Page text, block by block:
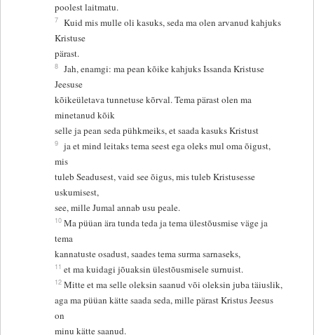
poolest laitmatu.
7 Kuid mis mulle oli kasuks, seda ma olen arvanud kahjuks
Kristuse
pärast.
8 Jah, enamgi: ma pean kõike kahjuks Issanda Kristuse
Jeesuse
kõikeületava tunnetuse kõrval. Tema pärast olen ma
minetanud kõik
selle ja pean seda pühkmeiks, et saada kasuks Kristust
9 ja et mind leitaks tema seest ega oleks mul oma õigust,
mis
tuleb Seadusest, vaid see õigus, mis tuleb Kristusesse
uskumisest,
see, mille Jumal annab usu peale.
10 Ma püüan ära tunda teda ja tema ülestõusmise väge ja
tema
kannatuste osadust, saades tema surma sarnaseks,
11 et ma kuidagi jõuaksin ülestõusmisele surnuist.
12 Mitte et ma selle oleksin saanud või oleksin juba täiuslik,
aga ma püüan kätte saada seda, mille pärast Kristus Jeesus
on
minu kätte saanud.